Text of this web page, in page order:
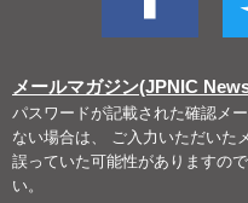
メールマガジン(JPNIC
パスワードが記載された確認メ
ない場合は、 ご入力いただいた
誤っていた可能性がありますの
い。